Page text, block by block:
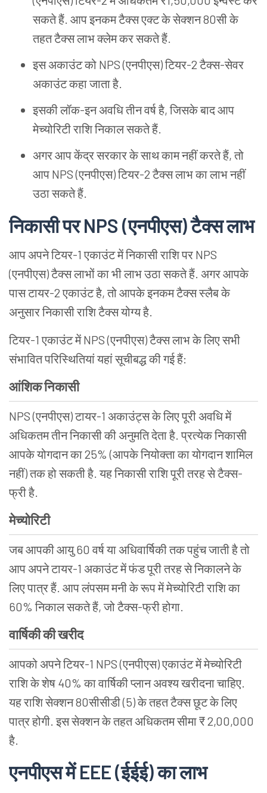
सकते हैं. आप इनकम टैक्स एक्ट के सेक्शन 80सी के
तहत टैक्स लाभ क्लेम कर सकते हैं.
इस अकाउंट को NPS (एनपीएस)टियर-2 टैक्स-सेवर
अकाउंट कहा जाता है.
इसकी लॉक-इन अवधि तीन वर्ष है, जिसके बाद आप
मेच्योरिटी राशि निकाल सकते हैं.
अगर आप केंद्र सरकार के साथ काम नहीं करते हैं, तो
आप NPS (एनपीएस)टियर-2 टैक्स लाभ का लाभ नहीं
उठा सकते हैं.
निकासी पर NPS (एनपीएस) टैक्स लाभ
आप अपने टियर-1 एकाउंट में निकासी राशि पर NPS
(एनपीएस)टैक्स लाभों का भी लाभ उठा सकते हैं. अगर आपके
पास टायर-2 एकाउंट है, तो आपके इनकम टैक्स स्लैब के
अनुसार निकासी राशि टैक्स योग्य है.
टियर-1 एकाउंट में NPS (एनपीएस) टैक्स लाभ के लिए सभी
संभावित परिस्थितियां यहां सूचीबद्ध की गई हैं:
आंशिक निकासी
NPS (एनपीएस)टायर-1 अकाउंट्स के लिए पूरी अवधि में
अधिकतम तीन निकासी की अनुमति देता है. प्रत्येक निकासी
आपके योगदान का 25% (आपके नियोक्ता का योगदानशामिल
नहीं)तक हो सकती है. यह निकासी राशि पूरी तरह से टैक्स-
फ्री है.
मेच्योरिटी
जब आपकी आयु 60 वर्ष या अधिवार्षिकी तक पहुंच जाती है तो
आप अपने टायर-1 अकाउंट में फंड पूरी तरह से निकालने के
लिए पात्र हैं. आप लंपसम मनी के रूप में मेच्योरिटी राशि का
60% निकाल सकते हैं, जो टैक्स-फ्री होगा.
वार्षिकी की खरीद
आपको अपने टियर-1 NPS (एनपीएस)एकाउंट में मेच्योरिटी
राशि के शेष 40% का वार्षिकी प्लान अवश्य खरीदना चाहिए.
यह राशि सेक्शन 80सीसीडी (5) के तहत टैक्स छूट के लिए
पात्र होगी. इस सेक्शन के तहत अधिकतम सीमा ₹ 2,00,000
है.
एनपीएस में EEE(ईईई) का लाभ